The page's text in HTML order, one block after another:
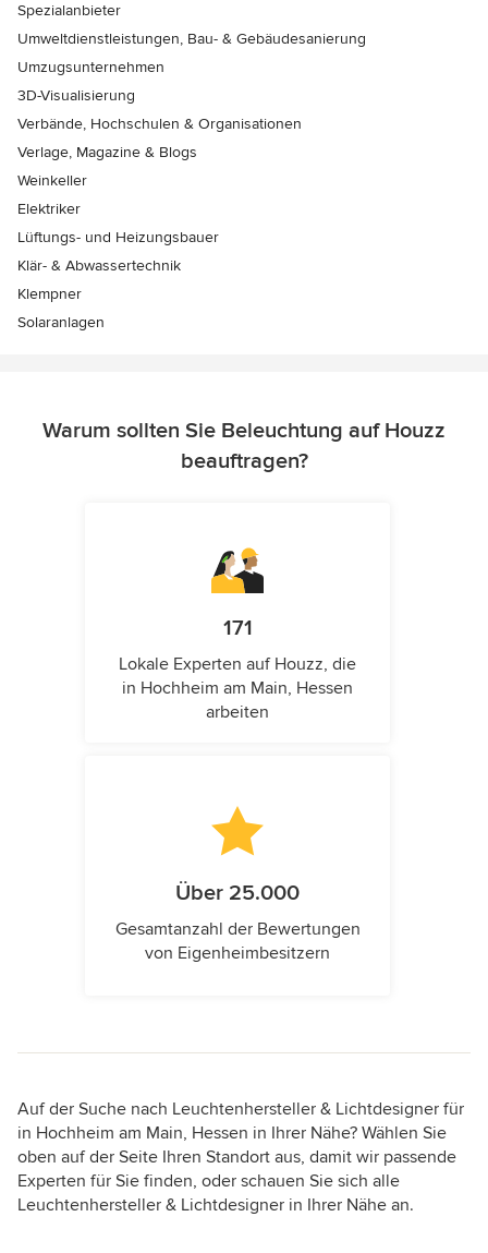
Spezialanbieter
Umweltdienstleistungen, Bau- & Gebäudesanierung
Umzugsunternehmen
3D-Visualisierung
Verbände, Hochschulen & Organisationen
Verlage, Magazine & Blogs
Weinkeller
Elektriker
Lüftungs- und Heizungsbauer
Klär- & Abwassertechnik
Klempner
Solaranlagen
Warum sollten Sie Beleuchtung auf Houzz
beauftragen?
171
Lokale Experten auf Houzz, die
in Hochheim am Main, Hessen
arbeiten
Über 25.000
Gesamtanzahl der Bewertungen
von Eigenheimbesitzern
Auf der Suche nach Leuchtenhersteller & Lichtdesigner für
in Hochheim am Main, Hessen in Ihrer Nähe? Wählen Sie
oben auf der Seite Ihren Standort aus, damit wir passende
Experten für Sie finden, oder schauen Sie sich alle
Leuchtenhersteller & Lichtdesigner in Ihrer Nähe an.